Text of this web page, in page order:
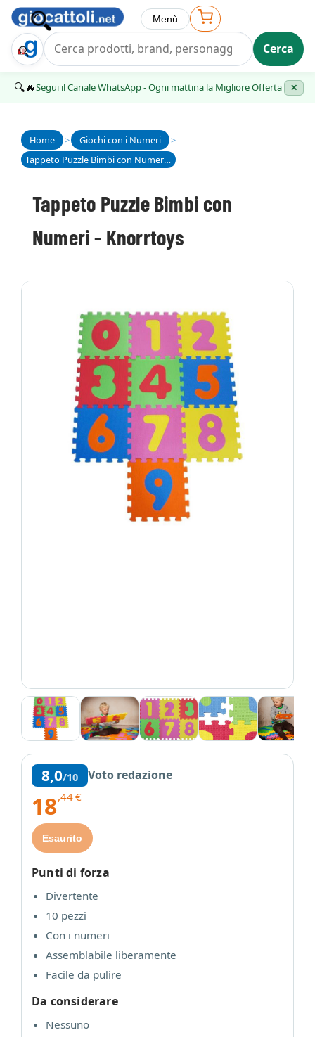
Trova Regalo Cerca
Menù
🔍🔥Segui il Canale WhatsApp - Ogni mattina la Migliore Offerta ✕
Home > Giochi con i Numeri
>
Tappeto Puzzle Bimbi con Numeri - Knorrtoys
Tappeto Puzzle Bimbi con
Numeri - Knorrtoys
8,0/10 Voto redazione
18,44€
Esaurito
Punti di forza
Divertente
10 pezzi
Con i numeri
Assemblabile liberamente
Facile da pulire
Da considerare
Nessuno